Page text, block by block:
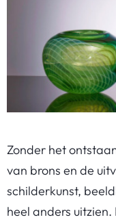
Zonder het
van brons en de
schilderkunst,
heel anders